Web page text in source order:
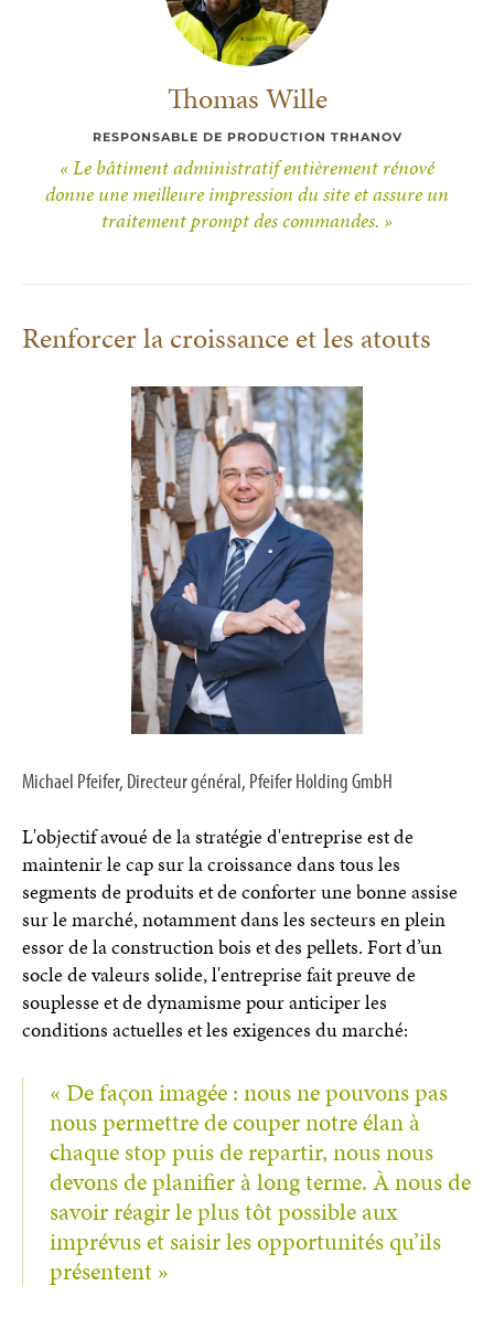
Thomas Wille
RESPONSABLE DE PRODUCTION TRHANOV
« Le bâtiment administratif entièrement rénové
donne une meilleure impression du site et assure un
traitement prompt des commandes. »
Renforcer la croissance et les atouts
Michael Pfeifer, Directeur général, Pfeifer Holding GmbH
L'objectif avoué de la stratégie d'entreprise est de
maintenir le cap sur la croissance dans tous les
segments de produits et de conforter une bonne assise
sur le marché, notamment dans les secteurs en plein
essor de la construction bois et des pellets. Fort d’un
socle de valeurs solide, l'entreprise fait preuve de
souplesse et de dynamisme pour anticiper les
conditions actuelles et les exigences du marché:
« De façon imagée : nous ne pouvons pas
nous permettre de couper notre élan à
chaque stop puis de repartir, nous nous
devons de planifier à long terme. À nous de
savoir réagir le plus tôt possible aux
imprévus et saisir les opportunités qu’ils
présentent »